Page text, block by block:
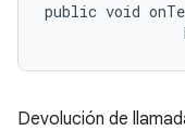
public void
Devolución de